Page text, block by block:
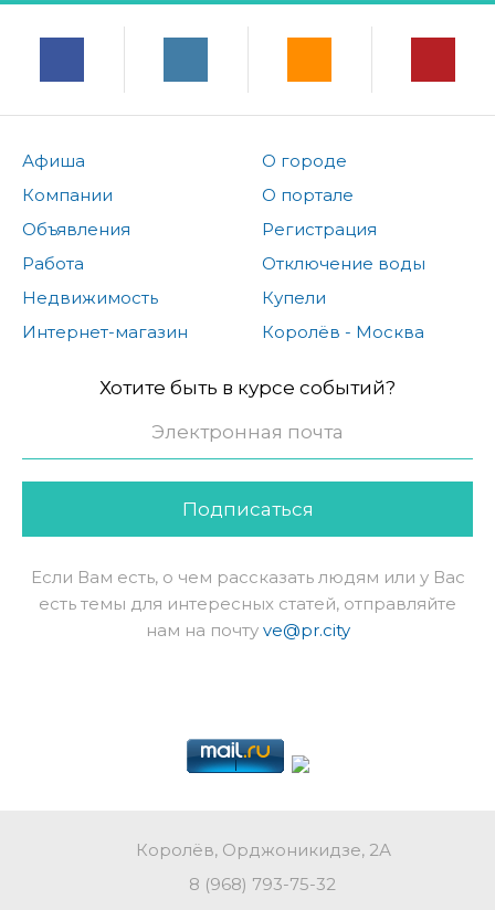
Афиша
Компании
Объявления
Работа
Недвижимость
Интернет-магазин
О городе
О портале
Регистрация
Отключение воды
Купели
Королёв - Москва
Хотите быть в курсе событий?
Подписаться
Если Вам есть, о чем рассказать людям или у Вас
есть темы для интересных статей, отправляйте
нам на почту ve@pr.city
Королёв, Орджоникидзе, 2А
8 (968) 793-75-32